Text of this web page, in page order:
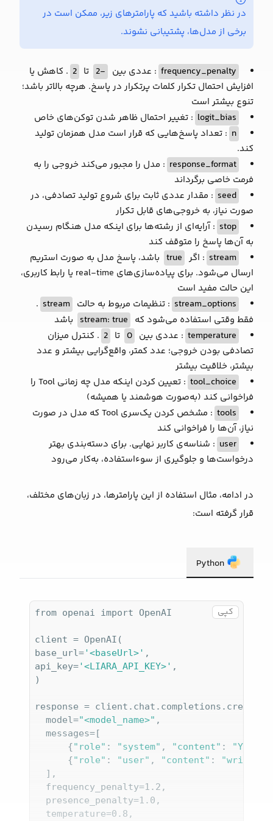
در نظر داشته باشید که پارامترهای زیر، ممکن است در
برخی از مدل‌ها، پشتیبانی نشوند.
frequency_penalty : عددی بین -2 تا 2 . کاهش یا
افزایش احتمال تکرار کلمات پرتکرار در پاسخ. هرچه بالاتر باشد؛
تنوع بیشتر است
logit_bias : تغییر احتمال ظاهر شدن توکن‌های خاص
n : تعداد پاسخ‌هایی که قرار است مدل همزمان تولید
کند.
response_format : مدل را مجبور می‌کند خروجی را به
فرمت خاصی برگرداند
seed : مقدار عددی ثابت برای شروع تولید تصادفی، در
صورت نیاز، به خروجی‌های قابل تکرار
stop : آرایه‌ای از رشته‌ها برای اینکه مدل هنگام رسیدن
به آن‌ها پاسخ را متوقف کند
stream : اگر true باشد، پاسخ مدل به صورت استریم
ارسال می‌شود. برای پیاده‌سازی‌های real-time یا رابط کاربری،
این حالت مفید است
stream_options : تنظیمات مربوط به حالت stream
.
فقط وقتی استفاده می‌شود که stream: true باشد
temperature : عددی بین 0 تا 2 . کنترل میزان
تصادفی بودن خروجی؛ عدد کمتر، واقع‌گرایی بیشتر و عدد
بیشتر، خلاقیت بیشتر
tool_choice
: تعیین کردن اینکه مدل چه زمانی Tool را
فراخوانی کند (به‌صورت هوشمند یا همیشه)
tools
: مشخص کردن یک‌سری Tool که مدل در صورت
نیاز، آن‌ها را فراخوانی کند
user : شناسه‌ی کاربر نهایی. برای دسته‌بندی بهتر
درخواست‌ها و جلوگیری از سوءاستفاده، به‌کار می‌رود
در ادامه، مثال استفاده از این پارامترها، در زبان‌های مختلف،
قرار گرفته است:
Python
کپی from openai import OpenAI
client = OpenAI(
base_url='<baseUrl>' ,
api_key='<LIARA_API_KEY>' ,
)
response = client.chat.completions.create(
  model=
"<model_name>" ,
  messages=[
      {
"role" : "system" , "content" :
"You
      {
"role" : "user" , "content" :
"write a
  ],
  frequency_penalty=1.2,
  presence_penalty=1.0,
  temperature=0.8,